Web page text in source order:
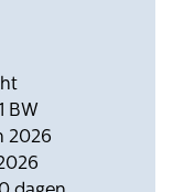
BW
2026